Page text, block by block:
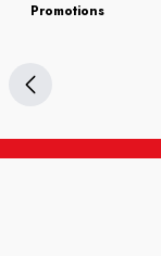
Promotions